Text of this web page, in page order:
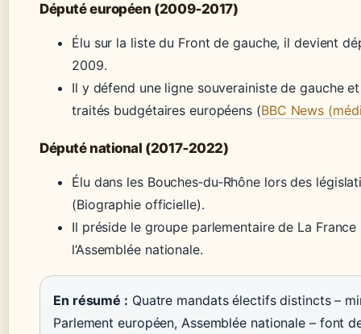
Député européen (2009‑2017)
Élu sur la liste du Front de gauche, il devient
2009.
Il y défend une ligne souverainiste de gauche et
traités budgétaires européens (BBC News
Député national (2017‑2022)
Élu dans les Bouches‑du‑Rhône lors des
(Biographie officielle).
Il préside le groupe parlementaire de La France
l’Assemblée nationale.
En résumé : Quatre mandats électifs distincts –
Parlement européen, Assemblée nationale – font